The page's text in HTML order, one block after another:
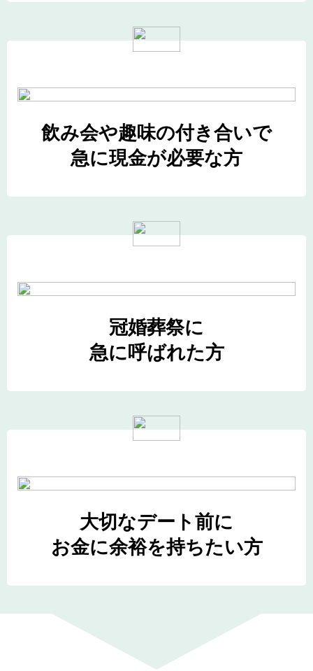
飲み会や趣味の付き合いで
急に現金が必要な方
冠婚葬祭に
急に呼ばれた方
大切なデート前に
お金に余裕を持ちたい方